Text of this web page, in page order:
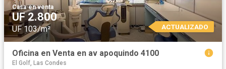
Casa·en venta
UF 2.800
UF 103/m² ACTUALIZADO
Oficina en Venta en av apoquindo 4100
El Golf, Las Condes